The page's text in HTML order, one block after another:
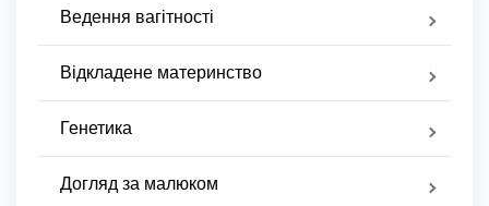
Ведення вагітності
Відкладене материнство
Генетика
Догляд за малюком